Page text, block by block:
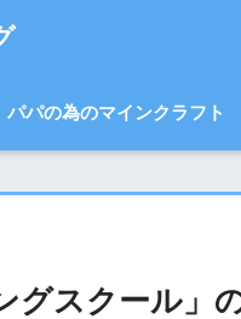
パパの為のマインクラフト
グスクール」